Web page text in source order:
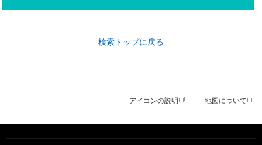
検索トップに戻る
アイコンの説明 地図について